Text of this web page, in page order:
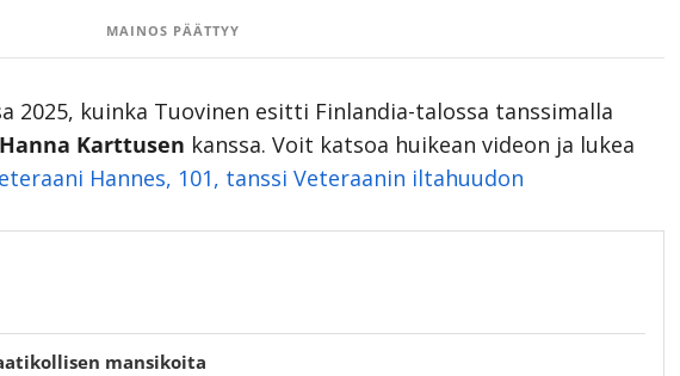
MAINOS PÄÄTTYY
2025, kuinka Tuovinen esitti Finlandia-talossa tanssimalla
Hanna Karttusen kanssa. Voit katsoa huikean videon ja lukea
Hannes, 101, tanssi Veteraanin iltahuudon
mansikoita